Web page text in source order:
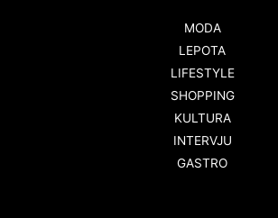
MODA
LEPOTA
LIFESTYLE
SHOPPING
KULTURA
INTERVJU
GASTRO